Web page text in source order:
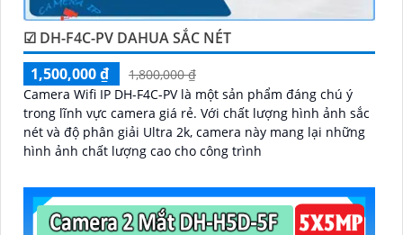
☑ DH-F4C-PV DAHUA SẮC NÉT
1,500,000 ₫
1,800,000 ₫
Camera Wifi IP DH-F4C-PV là một sản phẩm đáng chú ý
trong lĩnh vực camera giá rẻ. Với chất lượng hình ảnh sắc
nét và độ phân giải Ultra 2k, camera này mang lại những
hình ảnh chất lượng cao cho công trình